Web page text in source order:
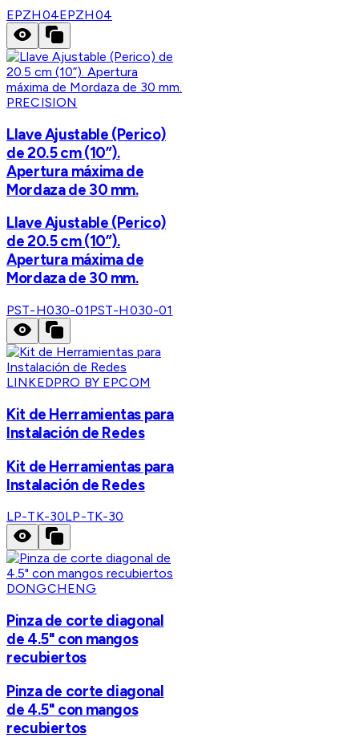
EPZH04EPZH04
PRECISION
Llave Ajustable (Perico)
de 20.5 cm (10”).
Apertura máxima de
Mordaza de 30 mm.
Llave Ajustable (Perico)
de 20.5 cm (10”).
Apertura máxima de
Mordaza de 30 mm.
PST-H030-01PST-H030-01
LINKEDPRO BY EPCOM
Kit de Herramientas para
Instalación de Redes
Kit de Herramientas para
Instalación de Redes
LP-TK-30LP-TK-30
DONGCHENG
Pinza de corte diagonal
de 4.5" con mangos
recubiertos
Pinza de corte diagonal
de 4.5" con mangos
recubiertos